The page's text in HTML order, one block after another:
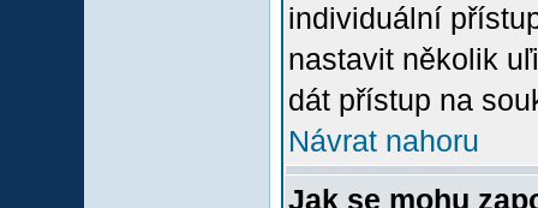
individuální
nastavit několik
dát přístup na
Návrat nahoru
Jak se mohu